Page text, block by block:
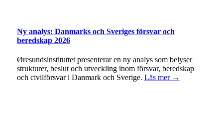
Ny analys: Danmarks och Sveriges försvar och
beredskap 2026
Øresundsinstituttet presenterar en ny analys som belyser
strukturer, beslut och utveckling inom försvar, beredskap
och civilförsvar i Danmark och Sverige. Läs mer →